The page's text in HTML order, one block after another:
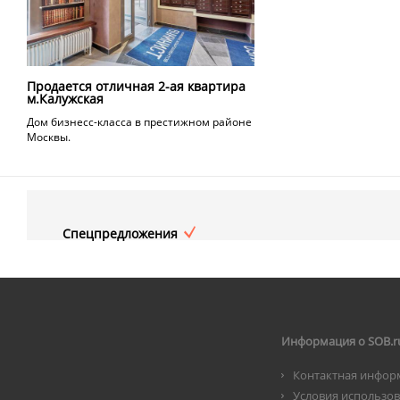
Продается отличная 2-ая квартира
м.Калужская
Дом бизнесс-класса в престижном районе
Москвы.
Спецпредложения
Информация о
Контактная
Условия